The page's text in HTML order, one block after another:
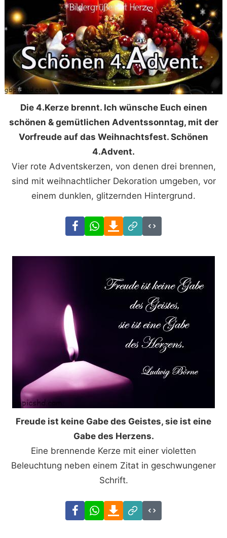
Die 4.Kerze brennt. Ich wünsche Euch einen
schönen & gemütlichen Adventssonntag, mit der
Vorfreude auf das Weihnachtsfest. Schönen
4.Advent.
Vier rote Adventskerzen, von denen drei brennen,
sind mit weihnachtlicher Dekoration umgeben, vor
einem dunklen, glitzernden Hintergrund.
FacebookWhatsAppDownload
Link
Code
Freude ist keine Gabe des Geistes, sie ist eine
Gabe des Herzens.
Eine brennende Kerze mit einer violetten
Beleuchtung neben einem Zitat in geschwungener
Schrift.
FacebookWhatsAppDownload
Link
Code